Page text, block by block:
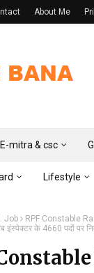
About Me
E-mitra & csc
Lifestyle
Job
RPF Constable
के 4660 पदों पर